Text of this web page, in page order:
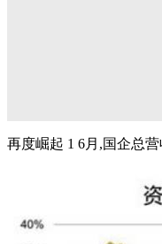
再度崛起 1 6月,国企总